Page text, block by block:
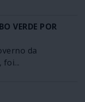
VERDE POR
da
foi...